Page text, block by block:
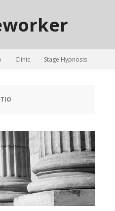
Clinic Stage Hypnosis